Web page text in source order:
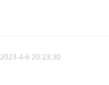
2023-4-6 20:23:30